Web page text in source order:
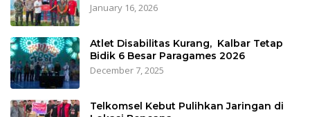
January 16, 2026
Atlet Disabilitas Kurang, Kalbar Tetap
Bidik 6 Besar Paragames 2026
December 7, 2025
Telkomsel Kebut Pulihkan Jaringan di